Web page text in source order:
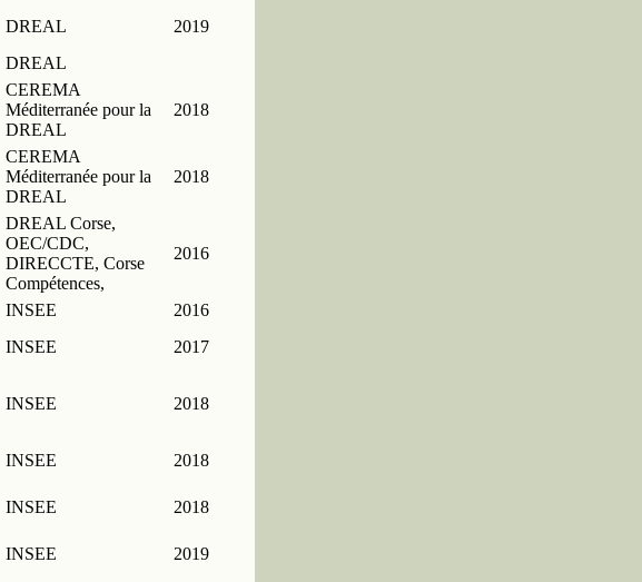
DREAL
2019
DREAL
CEREMA
Méditerranée pour la
DREAL
2018
CEREMA
Méditerranée pour la
DREAL
2018
DREAL Corse,
OEC/CDC,
DIRECCTE, Corse
Compétences,
2016
INSEE
2016
INSEE
2017
INSEE 2018
INSEE
2018
INSEE
2018
INSEE
2019